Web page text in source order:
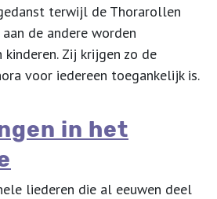
terwijl de Thorarollen
de andere worden
kinderen. Zij krijgen zo de
voor iedereen toegankelijk is.
in het
liederen die al eeuwen deel